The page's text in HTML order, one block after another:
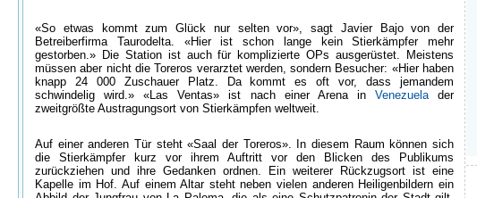
«So etwas kommt zum Glück nur selten vor», sagt Javier Bajo von der
Betreiberfirma Taurodelta. «Hier ist schon lange kein Stierkämpfer mehr
gestorben.» Die Station ist auch für komplizierte OPs ausgerüstet. Meistens
müssen aber nicht die Toreros verarztet werden, sondern Besucher: «Hier haben
knapp 24 000 Zuschauer Platz. Da kommt es oft vor, dass jemandem
schwindelig wird.» «Las Ventas» ist nach einer Arena in Venezuelader
zweitgrößte Austragungsort von Stierkämpfen weltweit.
Auf einer anderen Tür steht «Saal der Toreros». In diesem Raum können sich
die Stierkämpfer kurz vor ihrem Auftritt vor den Blicken des Publikums
zurückziehen und ihre Gedanken ordnen. Ein weiterer Rückzugsort ist eine
Kapelle im Hof. Auf einem Altar steht neben vielen anderen Heiligenbildern ein